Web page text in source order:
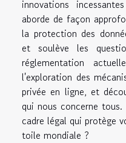
innovations
aborde de façon
la protection des
et soulève les
réglementation
l'exploration des
privée en ligne, et
qui nous concerne
cadre légal qui protège
toile mondiale ?